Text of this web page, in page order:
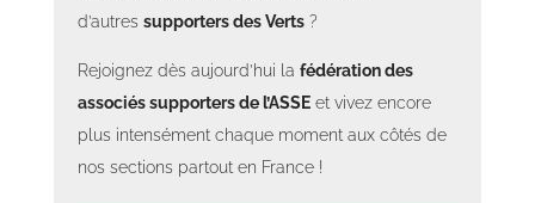
d’autres supporters des Verts ?
Rejoignez dès aujourd’hui la fédération des
associés supporters de l’ASSE et vivez encore
plus intensément chaque moment aux côtés de
nos sections partout en France !